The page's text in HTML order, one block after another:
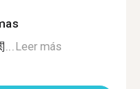
...Leer más